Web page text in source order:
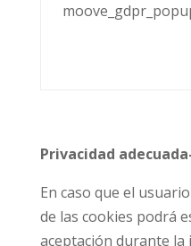
Privacidad
En caso que el
de las cookies podrá
aceptación durante la